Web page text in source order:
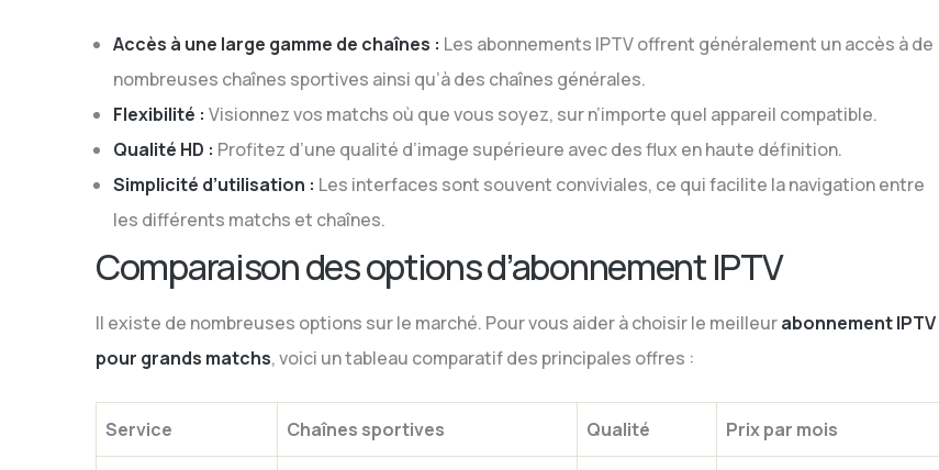
Accès à une large gamme de chaînes : Les abonnements IPTV offrent généralement un accès à de
nombreuses chaînes sportives ainsi qu’à des chaînes générales.
Flexibilité : Visionnez vos matchs où que vous soyez, sur n’importe quel appareil compatible.
Qualité HD : Profitez d’une qualité d’image supérieure avec des flux en haute définition.
Simplicité d’utilisation : Les interfaces sont souvent conviviales, ce qui facilite la navigation entre
les différents matchs et chaînes.
Comparaison des options d’abonnement IPTV
Il existe de nombreuses options sur le marché. Pour vous aider à choisir le meilleurabonnement IPTV
pour grands matchs, voici un tableau comparatif des principales offres :
Service Chaînes sportives Qualité Prix par mois